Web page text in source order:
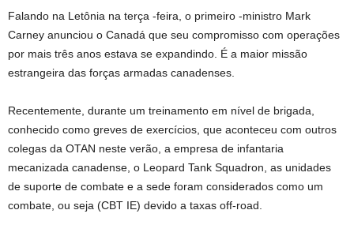
Falando na Letônia na terça -feira, o primeiro -ministro Mark
Carney anunciou o Canadá que seu compromisso com operações
por mais três anos estava se expandindo. É a maior missão
estrangeira das forças armadas canadenses.
Recentemente, durante um treinamento em nível de brigada,
conhecido como greves de exercícios, que aconteceu com outros
colegas da OTAN neste verão, a empresa de infantaria
mecanizada canadense, o Leopard Tank Squadron, as unidades
de suporte de combate e a sede foram considerados como um
combate, ou seja (CBT IE) devido a taxas off-road.